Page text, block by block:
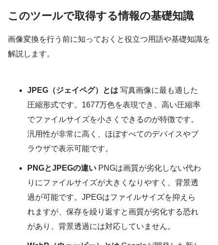
このツールで取得する情報の基礎知識
画像変換を行う前に知っておくと役立つ用語や基礎知識を
解説します。
JPEG（ジェイペグ）とは 写真画像に最も適した
圧縮形式です。1677万色を表現でき、高い圧縮率
でファイルサイズを小さくできるのが特徴です。
汎用性が非常に高く、ほぼすべてのデバイスやブ
ラウザで表示可能です。
PNGとJPEGの違い PNGは画質が劣化しない代わ
りにファイルサイズが大きくなりやすく、背景透
過が可能です。JPEGはファイルサイズを抑えら
れますが、保存を繰り返すと画質が劣化する恐れ
があり、背景透過には対応していません。